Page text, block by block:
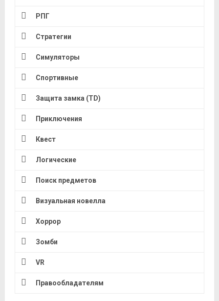
РПГ
Стратегии
Симуляторы
Спортивные
Защита замка (TD)
Приключения
Квест
Логические
Поиск предметов
Визуальная новелла
Хоррор
Зомби
VR
Правообладателям